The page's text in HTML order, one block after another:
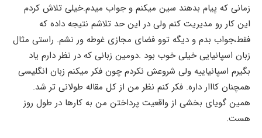
زمانی که پیام بدهند سین میکنم و جواب میدم.خیلی تلاش کردم
این کار رو مدیریت کنم ولی در این حد تلاشم نتیجه داده که
فقط،جواب بدم و دیگه توو فضای مجازی غوطه ور نشم. راستی مثال
زبان اسپانیایی خیلی خوب بود .دومین زبانی که در نظر دارم یاد
بگیرم اسپانیاییه ولی شروعش نکردم چون فکر میکنم زبان انگلیسی
همچنان کااار داره. فکر کنم نظر من از کل مقاله طولانی تر شد.
همین گویای بخشی از واقعیت پرداختن من به کارها در طول روز
هست.